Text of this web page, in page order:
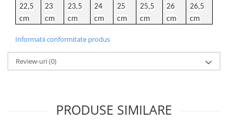
22,5
cm
23
cm
23,5
cm
24
cm
25
cm
25,5
cm
26
cm
26,5
cm
Informatii conformitate produs
Review-uri(0)
PRODUSE SIMILARE